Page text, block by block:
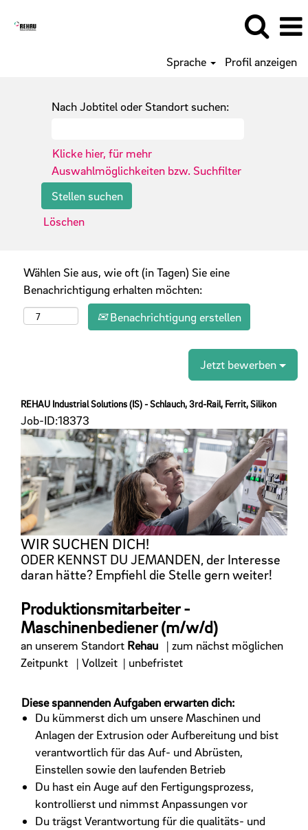
Sprache Profil anzeigen
Nach Jobtitel oder Standort suchen:
Klicke hier, für mehr
Auswahlmöglichkeiten bzw. Suchfilter
Löschen
Wählen Sie aus, wie oft (in Tagen) Sie eine
Benachrichtigung erhalten möchten:
Benachrichtigung erstellen
Jetzt bewerben
REHAU Industrial Solutions (IS) - Schlauch, 3rd-Rail, Ferrit, Silikon
Job-ID:18373
WIR SUCHEN DICH!
ODER KENNST DU JEMANDEN, der Interesse
daran hätte? Empfiehl die Stelle gern weiter!
Produktionsmitarbeiter -
Maschinenbediener (m/w/d)
an unserem Standort Rehau
| zum nächst möglichen
Zeitpunkt
| Vollzeit | unbefristet
Diese spannenden Aufgaben erwarten dich:
Du kümmerst dich um unsere Maschinen und
Anlagen der Extrusion oder Aufbereitung und bist
verantwortlich für das Auf- und Abrüsten,
Einstellen sowie den laufenden Betrieb
Du hast ein Auge auf den Fertigungsprozess,
kontrollierst und nimmst Anpassungen vor
Du trägst Verantwortung für die qualitäts- und